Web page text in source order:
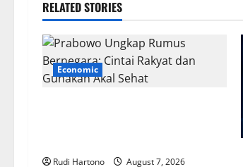
a
v
i
a
RELATED STORIES
Economic
Rudi Hartono August 7, 2026